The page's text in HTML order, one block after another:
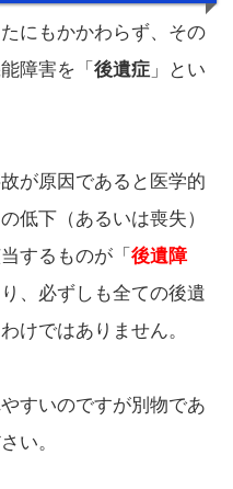
にもかかわらず、その
障害を「 後遺症 」とい
が原因であると医学的
低下（あるいは喪失）
するものが「 後遺障
、必ずしも全ての後遺
けではありません。
すいのですが別物であ
い。